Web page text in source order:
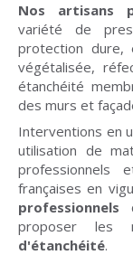
Nos artisans
variété de
protection dure,
végétalisée,
étanchéité
des murs et
Interventions en
utilisation de
professionnels
françaises en
professionnels
proposer les
d'étanchéité.